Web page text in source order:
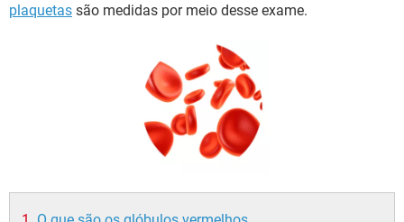
plaquetas são medidas por meio desse exame.